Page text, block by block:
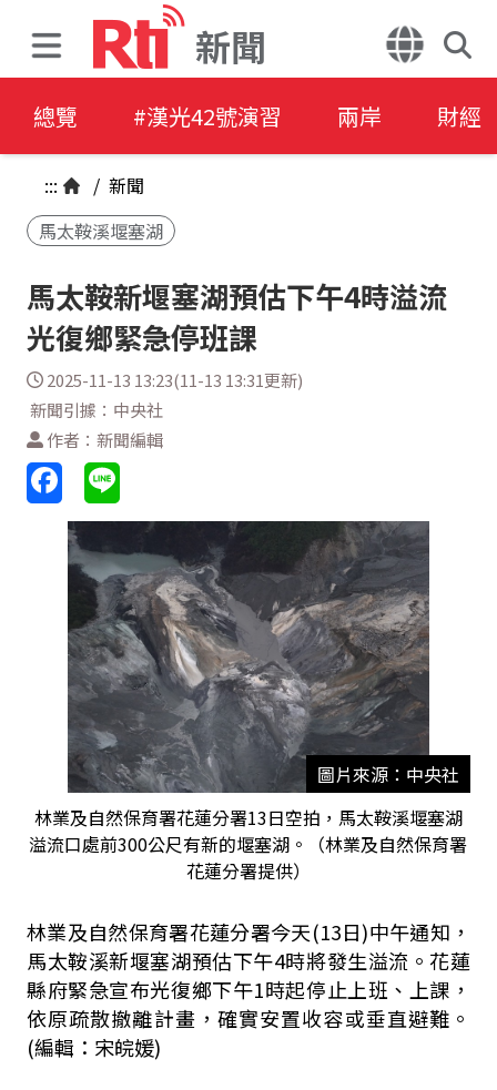
新聞
總覽 #漢光42號演習 兩岸 財經
::: / 新聞
馬太鞍溪堰塞湖
馬太鞍新堰塞湖預估下午4時溢流
光復鄉緊急停班課
2025-11-13 13:23(11-13 13:31更新)
新聞引據：中央社
作者：新聞編輯
圖片來源：中央社
林業及自然保育署花蓮分署13日空拍，馬太鞍溪堰塞湖
溢流口處前300公尺有新的堰塞湖。（林業及自然保育署
花蓮分署提供）
林業及自然保育署花蓮分署今天(13日)中午通知，
馬太鞍溪新堰塞湖預估下午4時將發生溢流。花蓮
縣府緊急宣布光復鄉下午1時起停止上班、上課，
依原疏散撤離計畫，確實安置收容或垂直避難。
(編輯：宋皖媛)